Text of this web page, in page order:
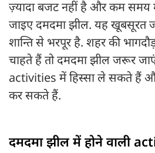
ज़्यादा बजट नहीं है और कम समय
जाइए दमदमा झील. यह खूबसूरत
शान्ति से भरपूर है. शहर की
चाहते हैं तो दमदमा झील जरूर
activities में हिस्सा ले सकते हैं
कर सकते हैं.
दमदमा झील में होने वाली